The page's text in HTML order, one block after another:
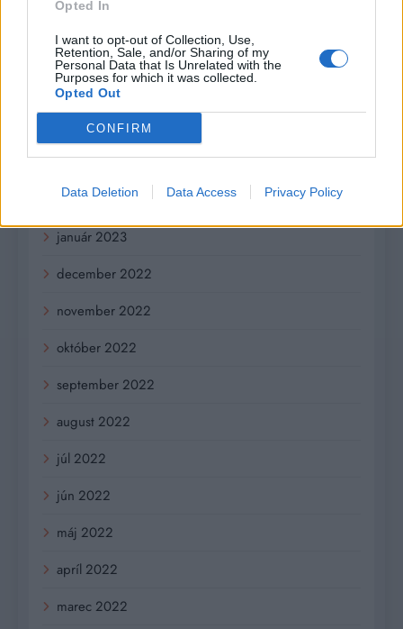
Opted In
I want to opt-out of Collection, Use,
Retention, Sale, and/or Sharing of my
Personal Data that Is Unrelated with the
Purposes for which it was collected.
Opted Out
CONFIRM
Data Deletion Data Access Privacy Policy
júl 2023
jún 2023
máj 2023
apríl 2023
marec 2023
február 2023
január 2023
december 2022
november 2022
október 2022
september 2022
august 2022
júl 2022
jún 2022
máj 2022
apríl 2022
marec 2022